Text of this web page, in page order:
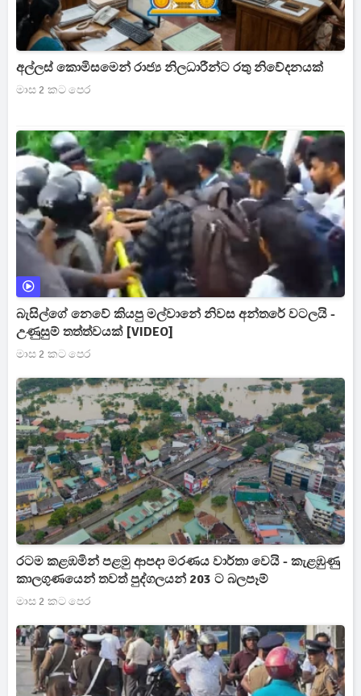
අල්ලස් කොමිසමෙන් රාජ්‍ය නිලධාරීන්ට රතු නිවේදනයක්
මාස 2 කට පෙර
බැසිල්ගේ නෙවේ කියපු මල්වානේ නිවස අන්තරේ වටලයි -
උණුසුම් තත්ත්වයක් [VIDEO]
මාස 2 කට පෙර
රටම කළඹමින් පළමු ආපදා මරණය වාර්තා වෙයි - කැළඹුණු
කාලගුණයෙන් තවත් පුද්ගලයන් 203 ට බලපෑම්
මාස 2 කට පෙර